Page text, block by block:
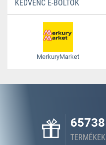
KEDVENC E-BOLTOK
MerkuryMarket
65738
TERMÉKEK